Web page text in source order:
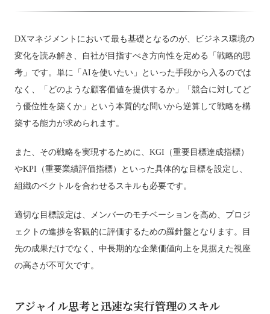
DXマネジメントにおいて最も基礎となるのが、ビジネス環境の
変化を読み解き、自社が目指すべき方向性を定める「戦略的思
考」です。単に「AIを使いたい」といった手段から入るのでは
なく、「どのような顧客価値を提供するか」「競合に対してど
う優位性を築くか」という本質的な問いから逆算して戦略を構
築する能力が求められます。
また、その戦略を実現するために、KGI（重要目標達成指標）
やKPI（重要業績評価指標）といった具体的な目標を設定し、
組織のベクトルを合わせるスキルも必要です。
適切な目標設定は、メンバーのモチベーションを高め、プロジ
ェクトの進捗を客観的に評価するための羅針盤となります。目
先の成果だけでなく、中長期的な企業価値向上を見据えた視座
の高さが不可欠です。
アジャイル思考と迅速な実行管理のスキル